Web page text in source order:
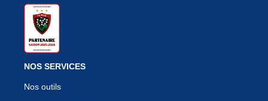
NOS SERVICES
Nos outils